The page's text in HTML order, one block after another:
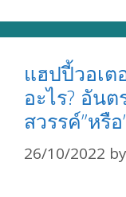
แฮปปี้วอเต
อะไร? อันต
สวรรค์”หรื
26/10/2022 by